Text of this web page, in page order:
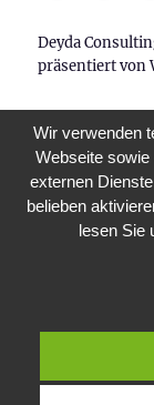
Deyda
präsentiert von
Wir verwenden
Webseite
externen
belieben
lesen Sie